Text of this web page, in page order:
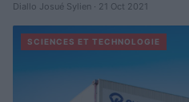
Diallo Josué Sylien · 21 Oct 2021
SCIENCES ET TECHNOLOGIE